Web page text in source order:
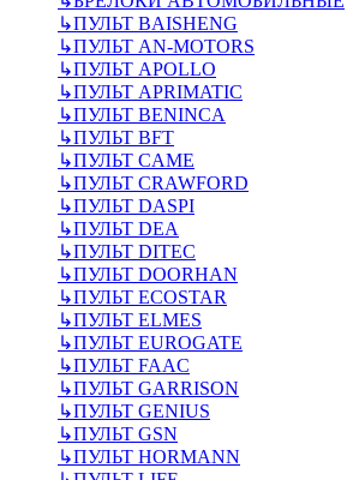
↳ПУЛЬТ BAISHENG
↳ПУЛЬТ AN-MOTORS
↳ПУЛЬТ APOLLO
↳ПУЛЬТ APRIMATIC
↳ПУЛЬТ BENINCA
↳ПУЛЬТ BFT
↳ПУЛЬТ CAME
↳ПУЛЬТ CRAWFORD
↳ПУЛЬТ DASPI
↳ПУЛЬТ DEA
↳ПУЛЬТ DITEC
↳ПУЛЬТ DOORHAN
↳ПУЛЬТ ECOSTAR
↳ПУЛЬТ ELMES
↳ПУЛЬТ EUROGATE
↳ПУЛЬТ FAAC
↳ПУЛЬТ GARRISON
↳ПУЛЬТ GENIUS
↳ПУЛЬТ GSN
↳ПУЛЬТ HORMANN